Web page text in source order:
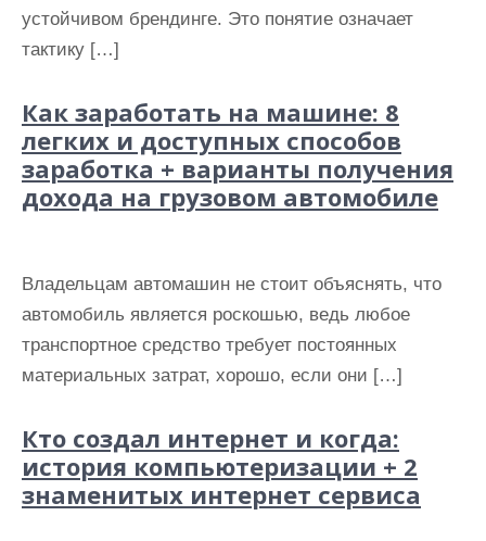
устойчивом брендинге. Это понятие означает
тактику […]
Как заработать на машине: 8
легких и доступных способов
заработка + варианты получения
дохода на грузовом автомобиле
Владельцам автомашин не стоит объяснять, что
автомобиль является роскошью, ведь любое
транспортное средство требует постоянных
материальных затрат, хорошо, если они […]
Кто создал интернет и когда:
история компьютеризации + 2
знаменитых интернет сервиса